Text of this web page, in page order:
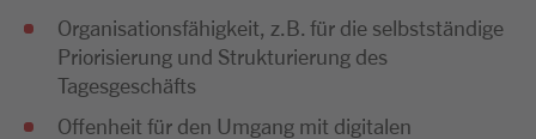
Organisationsfähigkeit, z.B. für die selbstständige
Priorisierung und Strukturierung des
Tagesgeschäfts
Offenheit für den Umgang mit digitalen